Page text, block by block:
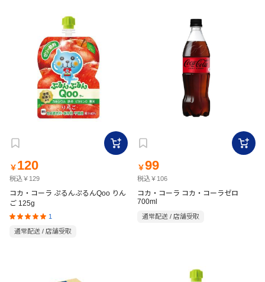
￥ 120
税込￥129
コカ・コーラ ぷるんぷるんQoo りん
ご 125g
1
通常配送 / 店舗受取
￥99
税込￥106
コカ・コーラ コカ・コーラゼロ
700ml
通常配送 / 店舗受取